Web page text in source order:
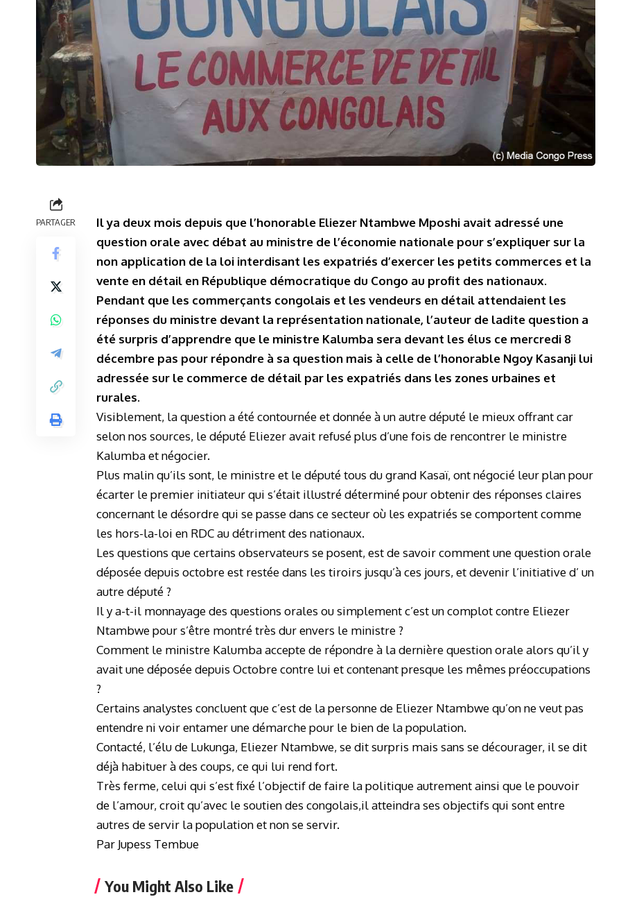
PARTAGER
Il ya deux mois depuis que l’honorable Eliezer Ntambwe Mposhi avait adressé une
question orale avec débat au ministre de l’économie nationale pour s’expliquer sur la
non application de la loi interdisant les expatriés d’exercer les petits commerces et la
vente en détail en République démocratique du Congo au profit des nationaux.
Pendant que les commerçants congolais et les vendeurs en détail attendaient les
réponses du ministre devant la représentation nationale, l’auteur de ladite question a
été surpris d’apprendre que le ministre Kalumba sera devant les élus ce mercredi 8
décembre pas pour répondre à sa question mais à celle de l’honorable Ngoy Kasanji lui
adressée sur le commerce de détail par les expatriés dans les zones urbaines et
rurales.
Visiblement, la question a été contournée et donnée à un autre député le mieux offrant car
selon nos sources, le député Eliezer avait refusé plus d’une fois de rencontrer le ministre
Kalumba et négocier.
Plus malin qu’ils sont, le ministre et le député tous du grand Kasaï, ont négocié leur plan pour
écarter le premier initiateur qui s’était illustré déterminé pour obtenir des réponses claires
concernant le désordre qui se passe dans ce secteur où les expatriés se comportent comme
les hors-la-loi en RDC au détriment des nationaux.
Les questions que certains observateurs se posent, est de savoir comment une question orale
déposée depuis octobre est restée dans les tiroirs jusqu’à ces jours, et devenir l’initiative d’ un
autre député ?
Il y a-t-il monnayage des questions orales ou simplement c’est un complot contre Eliezer
Ntambwe pour s’être montré très dur envers le ministre ?
Comment le ministre Kalumba accepte de répondre à la dernière question orale alors qu’il y
avait une déposée depuis Octobre contre lui et contenant presque les mêmes préoccupations
?
Certains analystes concluent que c’est de la personne de Eliezer Ntambwe qu’on ne veut pas
entendre ni voir entamer une démarche pour le bien de la population.
Contacté, l’élu de Lukunga, Eliezer Ntambwe, se dit surpris mais sans se décourager, il se dit
déjà habituer à des coups, ce qui lui rend fort.
Très ferme, celui qui s’est fixé l’objectif de faire la politique autrement ainsi que le pouvoir
de l’amour, croit qu’avec le soutien des congolais,il atteindra ses objectifs qui sont entre
autres de servir la population et non se servir.
Par Jupess Tembue
You Might Also Like